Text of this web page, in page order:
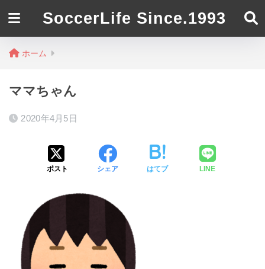
SoccerLife Since.1993
ホーム
ママちゃん
2020年4月5日
ポスト シェア はてブ LINE